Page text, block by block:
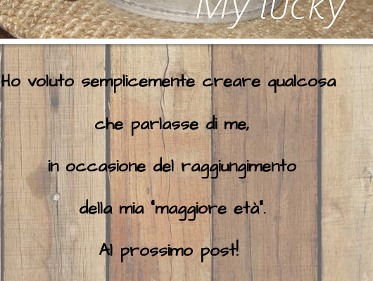
Ho voluto semplicemente creare qualcosa
che parlasse di me,
in occasione del raggiungimento
della mia "maggiore età".
Al prossimo post!